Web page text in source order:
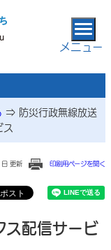
メニュー
⇒ 防災行政無線放送
ス
更新 印刷用ページを開く
ス配信サービ